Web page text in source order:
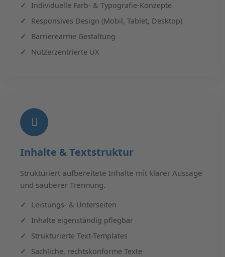
Individuelle Farb- & Typografie-Konzepte
Responsives Design (Mobil, Tablet, Desktop)
Barrierearme Gestaltung
Nutzerzentrierte UX
Inhalte & Textstruktur
Strukturiert aufbereitete Inhalte mit klarer Aussage
und sauberer Trennung.
Leistungs- & Unterseiten
Inhalte eigenständig pflegbar
Strukturierte Text-Templates
Sachliche, rechtskonforme Texte